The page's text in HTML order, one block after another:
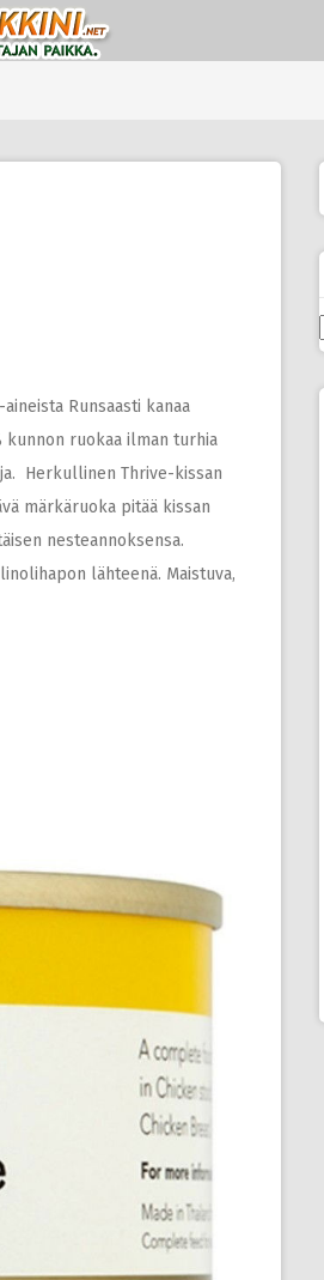
Runsaasti kanaa
kunnon ruokaa ilman turhia
Herkullinen Thrive-kissan
märkäruoka pitää kissan
nesteannoksensa.
lähteenä. Maistuva,